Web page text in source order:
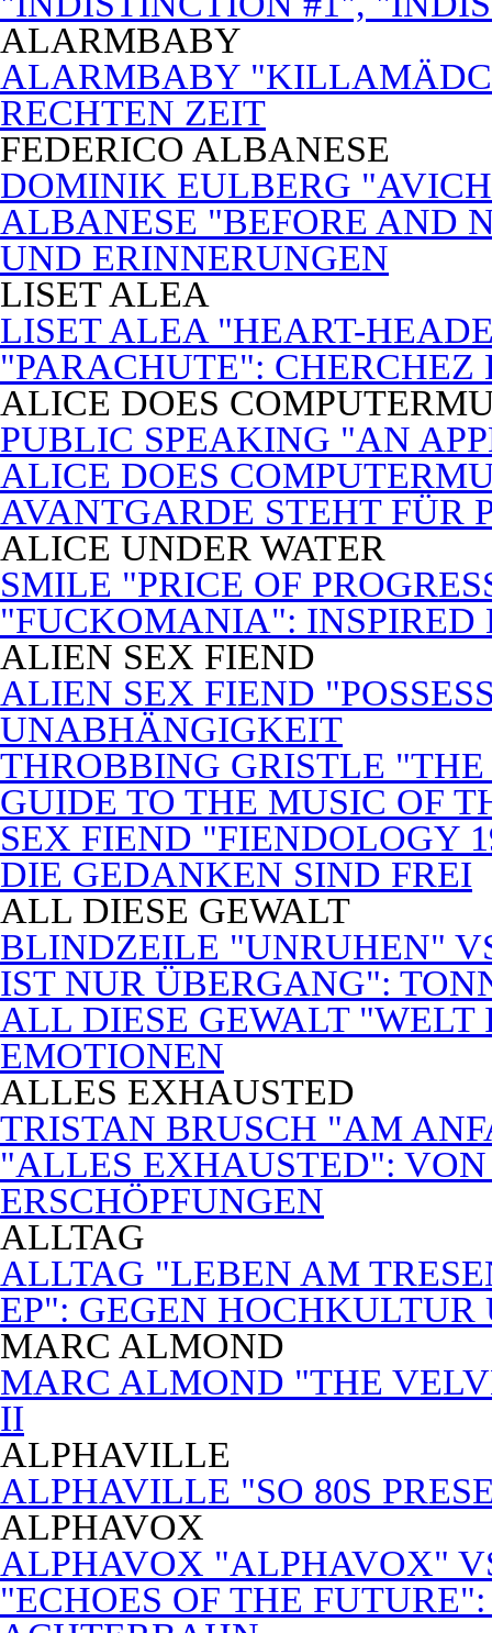
ALARMBABY
ALARMBABY
RECHTEN ZEIT
FEDERICO ALBANESE
DOMINIK EULBERG
ALBANESE "BEFORE AND
UND ERINNERUNGEN
LISET ALEA
LISET ALEA "HEART-
"PARACHUTE": CHERCHEZ
ALICE DOES
PUBLIC SPEAKING "AN
ALICE DOES
AVANTGARDE STEHT FÜR
ALICE UNDER WATER
SMILE "PRICE OF
"FUCKOMANIA": INSPIRED
ALIEN SEX FIEND
ALIEN SEX FIEND
UNABHÄNGIGKEIT
THROBBING GRISTLE
GUIDE TO THE MUSIC OF
SEX FIEND "FIENDOLOGY
DIE GEDANKEN SIND FREI
ALL DIESE GEWALT
BLINDZEILE "UNRUHEN"
IST NUR ÜBERGANG":
ALL DIESE GEWALT
EMOTIONEN
ALLES EXHAUSTED
TRISTAN BRUSCH "AM
"ALLES EXHAUSTED":
ERSCHÖPFUNGEN
ALLTAG
ALLTAG "LEBEN AM
EP": GEGEN
MARC ALMOND
MARC ALMOND "THE
II
ALPHAVILLE
ALPHAVILLE "SO 80S
ALPHAVOX
ALPHAVOX "ALPHAVOX"
"ECHOES OF THE